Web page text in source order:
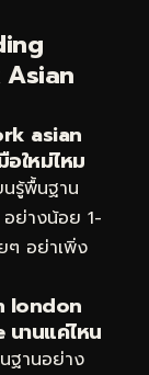
Asian
asian
ใหม่ไหม
นรู้พื้นฐาน
ย่างน้อย 1-
ๆ อย่าเพิ่ง
london
านแค่ไหน
นฐานอย่าง